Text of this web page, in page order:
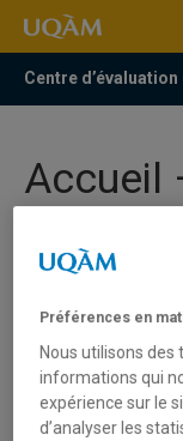
Centre
Accueil
Préférences en
Nous utilisons des
informations qui
expérience sur le
d’analyser les